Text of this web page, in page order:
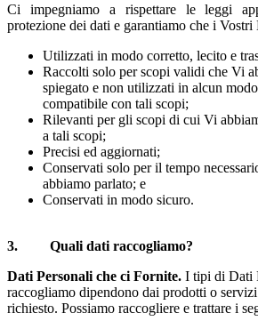
Ci impegniamo a rispettare le leggi
protezione dei dati e garantiamo che i Vostri
Utilizzati in modo corretto, lecito e
Raccolti solo per scopi validi che Vi
spiegato e non utilizzati in alcun
compatibile con tali scopi;
Rilevanti per gli scopi di cui Vi
a tali scopi;
Precisi ed aggiornati;
Conservati solo per il tempo
abbiamo parlato; e
Conservati in modo sicuro.
3. Quali dati raccogliamo?
Dati Personali che ci Fornite. I tipi di Dati
raccogliamo dipendono dai prodotti o
richiesto. Possiamo raccogliere e trattare i